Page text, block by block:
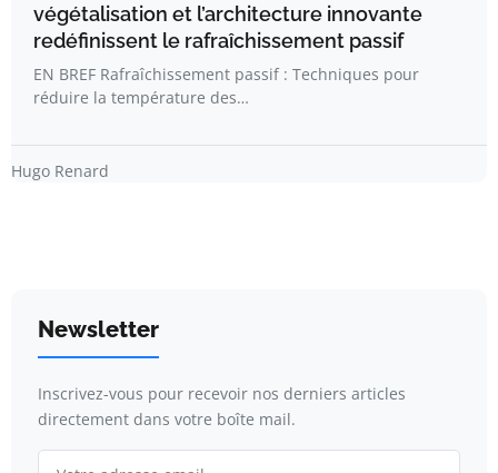
végétalisation et l’architecture innovante
redéfinissent le rafraîchissement passif
EN BREF Rafraîchissement passif : Techniques pour
réduire la température des…
Hugo Renard
Newsletter
Inscrivez-vous pour recevoir nos derniers articles
directement dans votre boîte mail.